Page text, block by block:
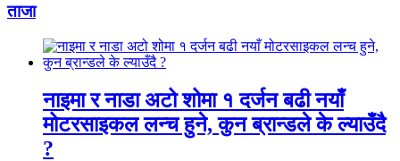
ताजा
नाइमा र नाडा अटो शोमा १ दर्जन बढी नयाँ
मोटरसाइकल लन्च हुने, कुन ब्रान्डले के ल्याउँदै
?